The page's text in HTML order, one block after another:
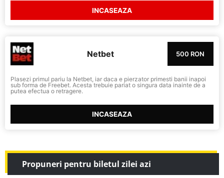
INCASEAZA
Netbet 500 RON
Plasezi primul pariu la Netbet, iar daca e pierzator primesti banii inapoi
sub forma de Freebet. Acesta trebuie pariat o singura data inainte de a
putea efectua o retragere.
INCASEAZA
Propuneri pentru biletul zilei azi